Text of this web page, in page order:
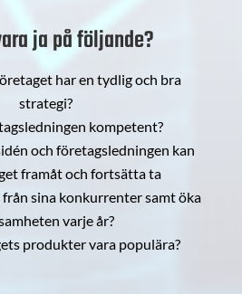
ja på följande?
har en tydlig och bra
strategi?
kompetent?
och företagsledningen kan
framåt och fortsätta ta
sina konkurrenter samt öka
varje år?
produkter vara populära?